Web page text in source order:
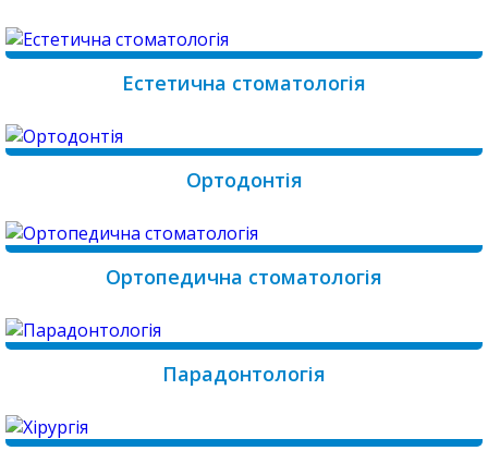
Естетична стоматологія
Ортодонтія
Ортопедична стоматологія
Парадонтологія